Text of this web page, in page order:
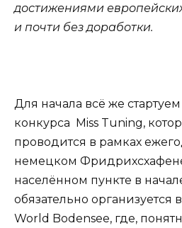
достижениями
и почти без доработки.
Для начала всё же
конкурса Miss Tuning,
проводится в рамках
немецком
населённом пункте в
обязательно организуется
World Bodensee, где,